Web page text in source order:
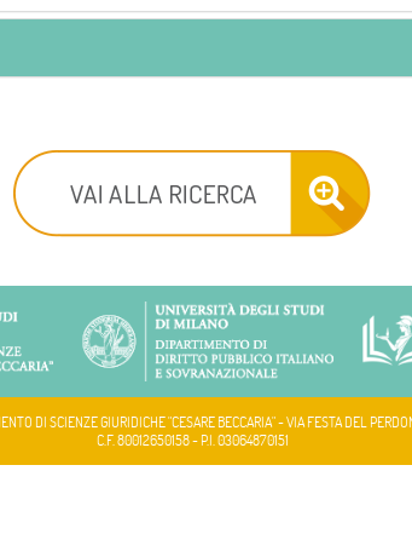
DI SCIENZE GIURIDICHE "CESARE BECCARIA" - VIA FESTA DEL
C.F. 80012650158 - P.I. 03064870151